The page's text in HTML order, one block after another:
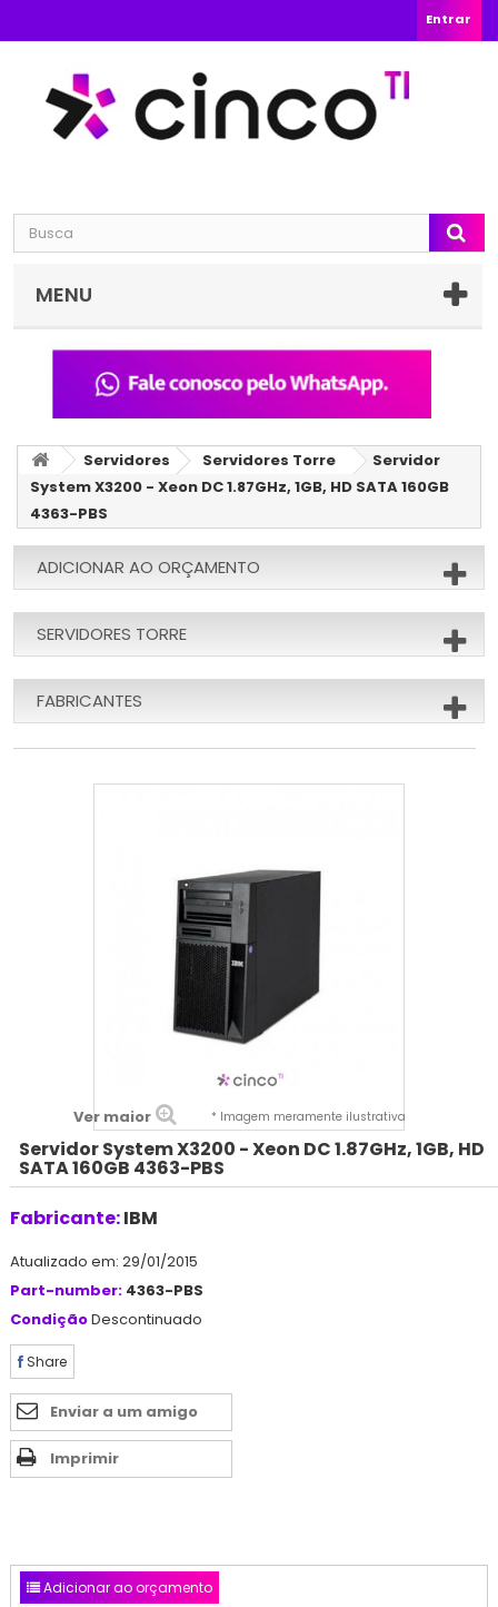
Entrar
MENU
Servidores Servidores Torre
Servidor
System X3200 - Xeon DC 1.87GHz, 1GB, HD SATA 160GB
4363-PBS
ADICIONAR AO ORÇAMENTO
SERVIDORES TORRE
FABRICANTES
Ver maior * Imagem meramente ilustrativa
Servidor System X3200 - Xeon DC 1.87GHz, 1GB, HD
SATA 160GB 4363-PBS
Fabricante:IBM
Atualizado em: 29/01/2015
Part-number: 4363-PBS
CondiçãoDescontinuado
Share
Enviar a um amigo
Imprimir
Adicionar ao orçamento